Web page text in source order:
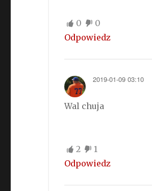
0
0
Odpowiedz
2019-01-09 03:10
Wal chuja
2
1
Odpowiedz